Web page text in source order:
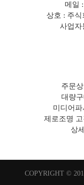
메일 :
상호 : 주
사업자
주문
대량
미디어
제로조명
상
COPYRIGHT ©